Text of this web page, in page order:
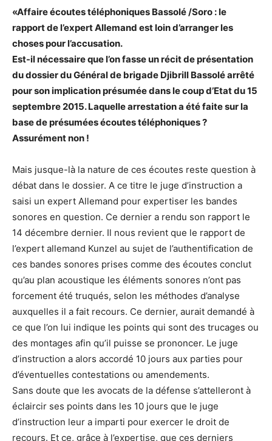
«Affaire écoutes téléphoniques Bassolé /Soro : le
rapport de l’expert Allemand est loin d’arranger les
choses pour l’accusation.
Est-il nécessaire que l’on fasse un récit de présentation
du dossier du Général de brigade Djibrill Bassolé arrêté
pour son implication présumée dans le coup d’Etat du 15
septembre 2015. Laquelle arrestation a été faite sur la
base de présumées écoutes téléphoniques ?
Assurément non !
Mais jusque-là la nature de ces écoutes reste question à
débat dans le dossier. A ce titre le juge d’instruction a
saisi un expert Allemand pour expertiser les bandes
sonores en question. Ce dernier a rendu son rapport le
14 décembre dernier. Il nous revient que le rapport de
l’expert allemand Kunzel au sujet de l’authentification de
ces bandes sonores prises comme des écoutes conclut
qu’au plan acoustique les éléments sonores n’ont pas
forcement été truqués, selon les méthodes d’analyse
auxquelles il a fait recours. Ce dernier, aurait demandé à
ce que l’on lui indique les points qui sont des trucages ou
des montages afin qu’il puisse se prononcer. Le juge
d’instruction a alors accordé 10 jours aux parties pour
d’éventuelles contestations ou amendements.
Sans doute que les avocats de la défense s’attelleront à
éclaircir ses points dans les 10 jours que le juge
d’instruction leur a imparti pour exercer le droit de
recours. Et ce, grâce à l’expertise, que ces derniers